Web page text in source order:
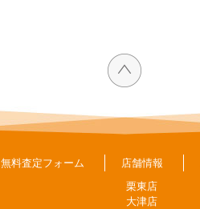
無料査定フォーム
店舗情報
栗東店
大津店